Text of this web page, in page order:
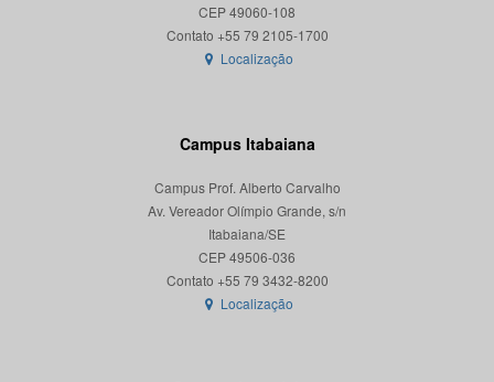
CEP 49060-108
Localização
Campus Itabaiana
Campus Prof. Alberto Carvalho
Av. Vereador Olímpio Grande, s/n
Itabaiana/SE
CEP 49506-036
Localização